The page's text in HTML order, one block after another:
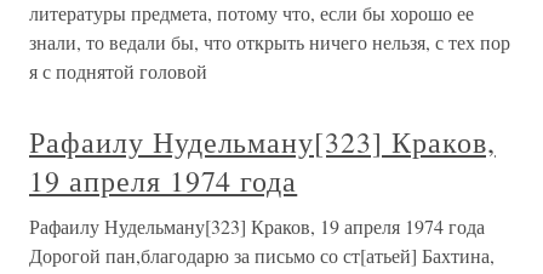
литературы предмета, потому что, если бы хорошо ее
знали, то ведали бы, что открыть ничего нельзя, с тех пор
я с поднятой головой
Рафаилу Нудельману[323] Краков,
19 апреля 1974 года
Рафаилу Нудельману[323] Краков, 19 апреля 1974 года
Дорогой пан,благодарю за письмо со ст[атьей] Бахтина,